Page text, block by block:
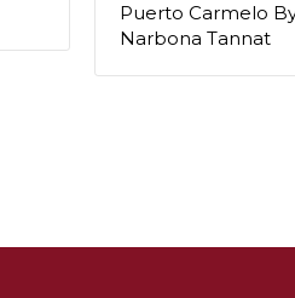
Puerto Carmelo
Narbona Tannat